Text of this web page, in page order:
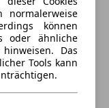
normalerweise
können
oder ähnliche
Das
Tools kann